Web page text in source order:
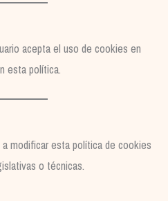
acepta el uso de cookies en
esta política.
modificar esta política de cookies
o técnicas.